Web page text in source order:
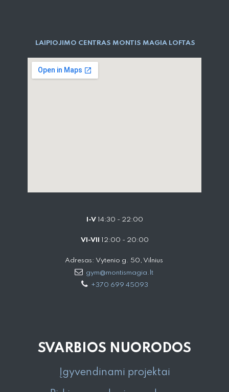
LAIPIOJIMO CENTRAS MONTIS MAGIA LOFTAS
I-V14:30 - 22:00
VI-VII 12:00 - 20:00
Adresas: Vytenio g. 50, Vilnius
gym@montismagia.lt
+370 699 45093
SVARBIOS NUORODOS
Įgyvendinami projektai